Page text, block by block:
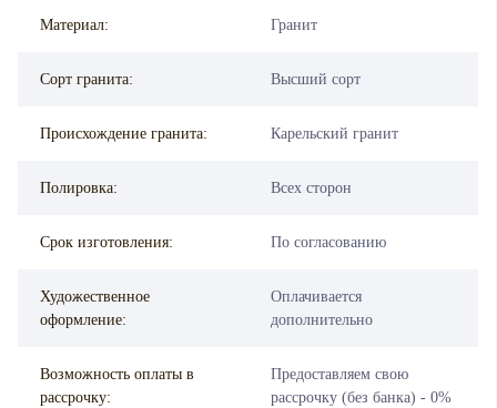
Материал: Гранит
Сорт гранита: Высший сорт
Происхождение гранита: Карельский гранит
Полировка: Всех сторон
Срок изготовления: По согласованию
Художественное
оформление:
Оплачивается
дополнительно
Возможность оплаты в
рассрочку:
Предоставляем свою
рассрочку (без банка) - 0%